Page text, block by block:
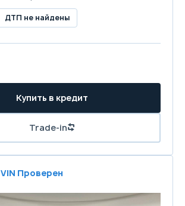
ДТП не найдены
Купить в кредит
Trade-in
VIN Проверен